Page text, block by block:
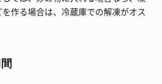
作る場合は、冷蔵庫での解凍がオス